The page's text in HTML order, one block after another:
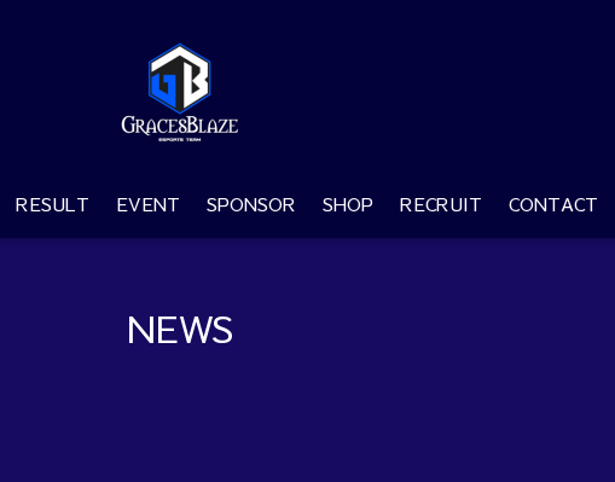
RESULT EVENT SPONSOR SHOP RECRUIT CONTACT
NEWS